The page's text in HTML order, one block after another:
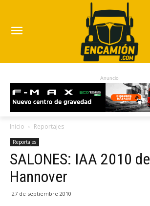
Anuncio
Inicio Reportajes
Reportajes
SALONES: IAA 2010 de
Hannover
27 de septiembre 2010